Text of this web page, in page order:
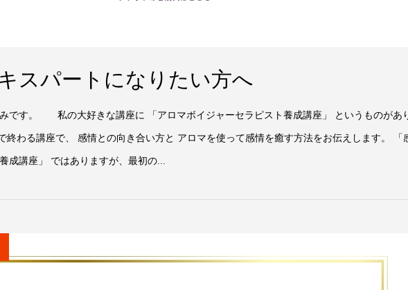
スパートになりたい方へ
です。 私の大好きな講座に 「アロマボイジャーセラピスト養成講座」 というものがあ
終わる講座で、 感情との向き合い方と アロマを使って感情を癒す方法をお伝えします。 「
成講座」 ではありますが、最初の...